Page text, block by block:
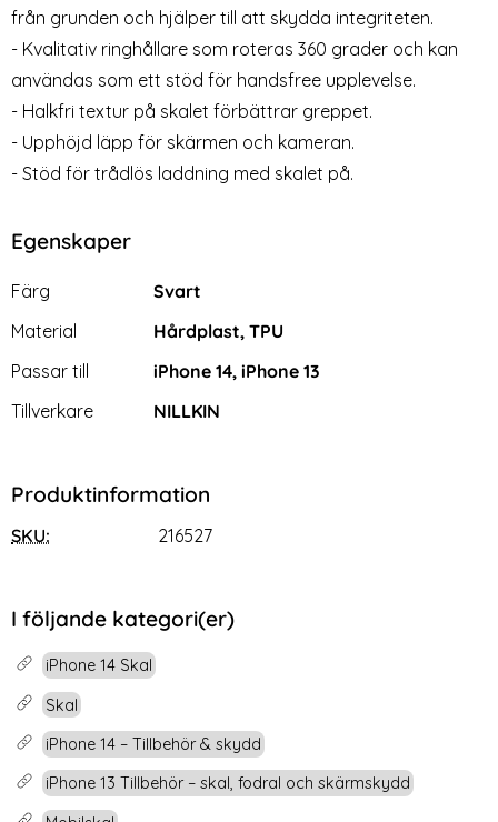
MagPeak Matt Deep Blue
iPhone 13 Skärmskydd i
Härdat glas - 2-PACK
Art. nr 21205
rea pris
49 kr tidigare pris
299 kr
Tillgänglighet:
Köp
iPhone 13 Skärmskydd i Härdat glas - 2-PACK
iPhone 17 Transparent TPU
Skal
Art. nr 241712
rea pris
49 kr tidigare pris
149 kr
Tillgänglighet:
Lagervara
iPhone 17
från grunden och hjälper till att skydda integriteten.
- Kvalitativ ringhållare som roteras 360 grader och kan
användas som ett stöd för handsfree upplevelse.
- Halkfri textur på skalet förbättrar greppet.
- Upphöjd läpp för skärmen och kameran.
- Stöd för trådlös laddning med skalet på.
Egenskaper
Egenskaper/attribut för denna produkt
Attribut
Färg
Svart
Material
Hårdplast, TPU
Passar till
iPhone 14, iPhone 13
Tillverkare
NILLKIN
Produktinformation
SKU: 216527
I följande kategori(er)
iPhone 14 Skal
Skal
iPhone 14 – Tillbehör & skydd
iPhone 13 Tillbehör – skal, fodral och skärmskydd